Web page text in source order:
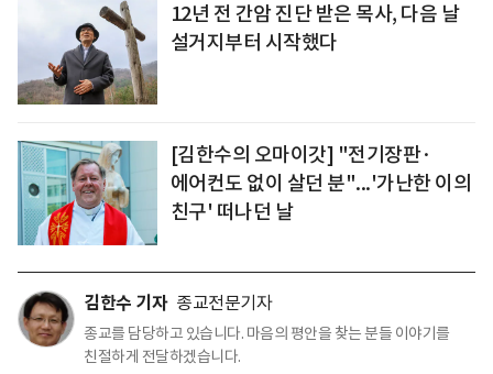
12년 전 간암 진단 받은 목사, 다음 날
설거지부터 시작했다
[김한수의 오마이갓] "전기장판·
에어컨도 없이 살던 분"...'가난한 이의
친구' 떠나던 날
김한수 기자 종교전문기자
종교를 담당하고 있습니다. 마음의 평안을 찾는 분들 이야기를
친절하게 전달하겠습니다.